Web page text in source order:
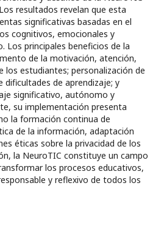
resultados revelan que esta
significativas basadas en el
cognitivos, emocionales y
Los principales beneficios de la
de la motivación, atención,
los estudiantes; personalización de
dificultades de aprendizaje; y
significativo, autónomo y
su implementación presenta
la formación continua de
de la información, adaptación
éticas sobre la privacidad de los
la NeuroTIC constituye un campo
los procesos educativos,
y reflexivo de todos los